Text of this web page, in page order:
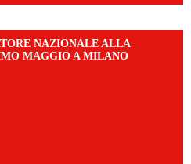
NAZIONALE ALLA
MAGGIO A MILANO